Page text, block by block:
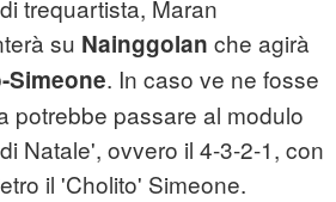
trequartista, Maran
su Nainggolan che agirà
Simeone. In caso ve ne fosse
potrebbe passare al modulo
Natale', ovvero il 4-3-2-1, con
il 'Cholito' Simeone.